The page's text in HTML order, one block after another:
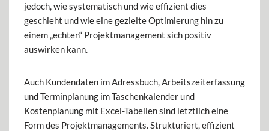
jedoch, wie systematisch und wie effizient dies
geschieht und wie eine gezielte Optimierung hin zu
einem „echten“ Projektmanagement sich positiv
auswirken kann.
Auch Kundendaten im Adressbuch, Arbeitszeiterfassung
und Terminplanung im Taschenkalender und
Kostenplanung mit Excel-Tabellen sind letztlich eine
Form des Projektmanagements. Strukturiert, effizient